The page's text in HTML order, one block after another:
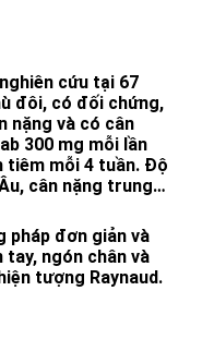
cứu tại 67
đôi, có đối chứng,
nặng và có cân
300 mg mỗi lần
tiêm mỗi 4 tuần. Độ
cân nặng trung
kg/m2.
pháp đơn giản và
ngón chân và
tượng Raynaud.